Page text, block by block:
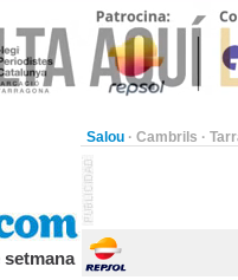
Salou · Cambrils ·